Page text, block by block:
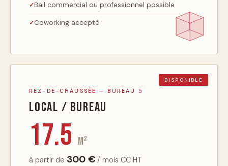
Bail commercial ou professionnel possible
Coworking accepté
DISPONIBLE
REZ-DE-CHAUSSÉE — BUREAU 5
Local / Bureau
17.5 m²
à partir de 300 € / mois CC HT